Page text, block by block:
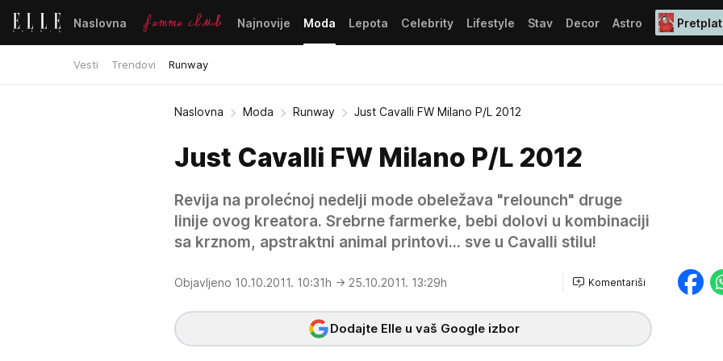
Naslovna Najnovije Moda
Vesti Trendovi Runway
Lepota Celebrity Lifestyle Stav Decor Astro
Naslovna Moda Runway Just Cavalli FW Milano P/L 2012
Just Cavalli FW Milano P/L 2012
Revija na prolećnoj nedelji mode obeležava "relounch" druge
linije ovog kreatora. Srebrne farmerke, bebi dolovi u kombinaciji
sa krznom, apstraktni animal printovi... sve u Cavalli stilu!
Objavljeno 10.10.2011. 10:31h → 25.10.2011. 13:29h Komentariši
Dodajte Elle u vaš Google izbor